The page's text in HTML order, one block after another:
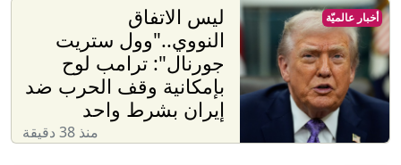
ليس الاتفاق
النووي.."وول ستريت
جورنال": ترامب لوح
بإمكانية وقف الحرب ضد
إيران بشرط واحد
منذ 38 دقيقة
أخبار عالميّة